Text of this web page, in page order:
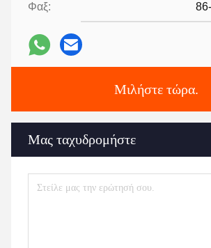
Φαξ:
Μιλήστε τώρα.
Μας ταχυδρομήστε